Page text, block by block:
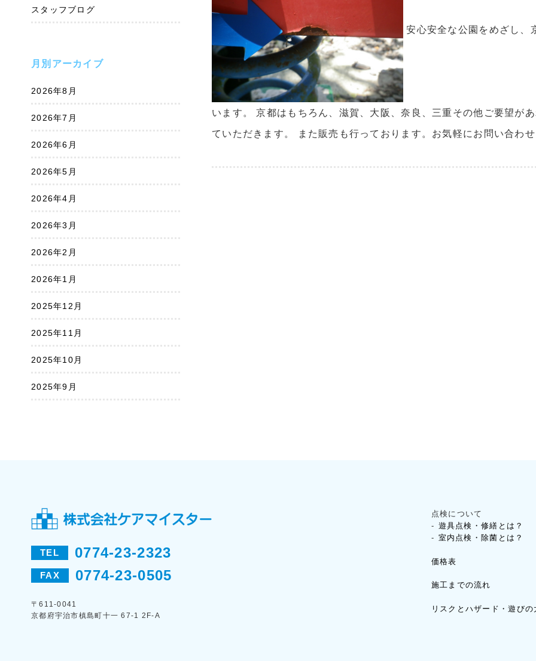
スタッフブログ
月別アーカイブ
2026年8月
2026年7月
2026年6月
2026年5月
2026年4月
2026年3月
2026年2月
2026年1月
2025年12月
2025年11月
2025年10月
2025年9月
安心安全な公園をめざし
います。 京都はもちろん、滋賀、大阪、奈良、三重その他ご要望が
ていただきます。 また販売も行っております。お気軽にお問い合わせ
TEL 0774-23-2323
FAX 0774-23-0505
〒611-0041
京都府宇治市槙島町十一 67-1 2F-A
点検について
遊具点検・修繕とは？
室内点検・除菌とは？
価格表
施工までの流れ
リスクとハザード・遊びの